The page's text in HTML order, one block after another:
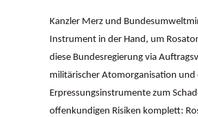
Kanzler Merz und
Instrument in der Hand, um
diese Bundesregierung via
militärischer Atomorganisation und
Erpressungsinstrumente zum
offenkundigen Risiken komplett: